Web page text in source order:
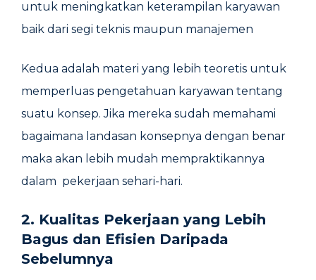
untuk meningkatkan keterampilan karyawan
baik dari segi teknis maupun manajemen
Kedua adalah materi yang lebih teoretis untuk
memperluas pengetahuan karyawan tentang
suatu konsep. Jika mereka sudah memahami
bagaimana landasan konsepnya dengan benar
maka akan lebih mudah mempraktikannya
dalam pekerjaan sehari-hari.
2. Kualitas Pekerjaan yang Lebih
Bagus dan Efisien Daripada
Sebelumnya